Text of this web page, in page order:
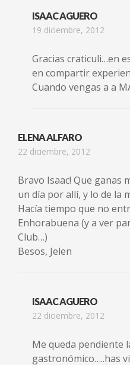
ISAAC AGUERO
19 diciembre, 2012
Gracias craticuli…en
en compartir
Cuando vengas a a
ELENA ALFARO
22 diciembre, 2012
Bravo Isaac! Que ganas
un día por allí, y lo de la
Hacía tiempo que no
Enhorabuena (y a ver
Club…)
Besos, Jelen
ISAAC AGUERO
22 diciembre, 2012
Me queda pendiente
gastronómico…..has